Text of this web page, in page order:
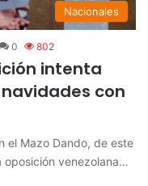
Nacionales
0 802
intenta
con
el Mazo Dando, de este
oposición venezolana…